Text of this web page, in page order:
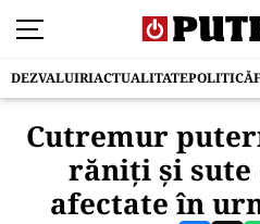
DEZVALUIRIACTUALITATEPOLITICĂ
Cutremur
răniți și sute
afectate în